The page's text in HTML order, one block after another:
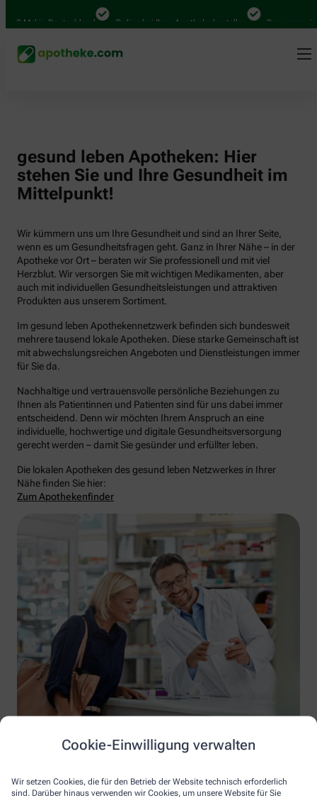
Cookie-Einwilligung verwalten
Wir setzen Cookies, die für den Betrieb der Website technisch erforderlich
sind. Darüber hinaus verwenden wir Cookies, um unsere Website für Sie
Mal in Deutschland Online bei Ihrer Apotheke bestellen Bequem
gesund leben Apotheken: Hier
stehen Sie und Ihre Gesundheit im
Mittelpunkt!
Wir kümmern uns um Ihre Gesundheit und sind an Ihrer Seite,
wenn es um Gesundheitsfragen geht. Ganz in Ihrer Nähe – in der
Apotheke vor Ort – beraten wir Sie professionell und mit viel
Herzblut. Wir versorgen Sie mit wichtigen Medikamenten, aber
auch mit individuellen Gesundheitsleistungen und attraktiven
Produkten aus unserem Sortiment.
Im gesund leben Apothekennetzwerk befinden sich bundesweit
mehrere tausend lokale Apotheken. Diese starke Gemeinschaft ist
mit abwechslungsreichen Angeboten und Dienstleistungen immer
für Sie da.
Nachhaltige und vertrauensvolle persönliche Beziehungen zu
Ihnen als Patientinnen und Patienten sind für uns dabei immer
entscheidend. Denn wir möchten Ihrem Anspruch an eine
individuelle, hochwertige und digitale Gesundheitsversorgung
gerecht werden – damit Sie gesünder und erfüllter leben.
Die lokalen Apotheken des gesund leben Netzwerkes in Ihrer
Nähe finden Sie hier:
Zum Apothekenfinder